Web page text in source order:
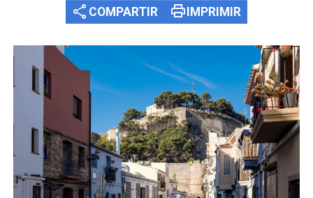
share COMPARTIR printIMPRIMIR